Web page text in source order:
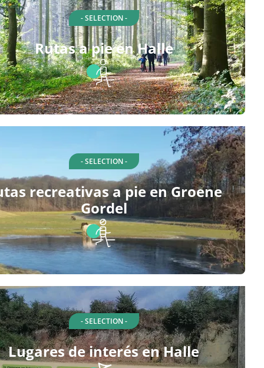
- SELECTION -
Rutas a pie en Halle
- SELECTION -
recreativas a pie en Groene
Gordel
- SELECTION -
Lugares de interés en Halle